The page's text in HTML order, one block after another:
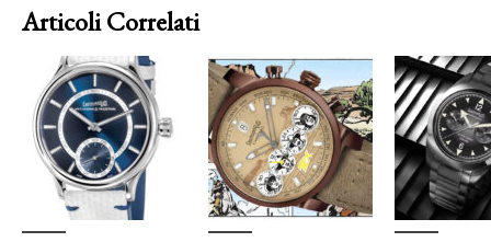
Articoli Correlati